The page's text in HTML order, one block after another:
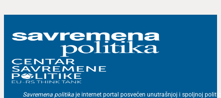
Savremena politika je internet portal posvećen unutrašnjoj i spoljnoj